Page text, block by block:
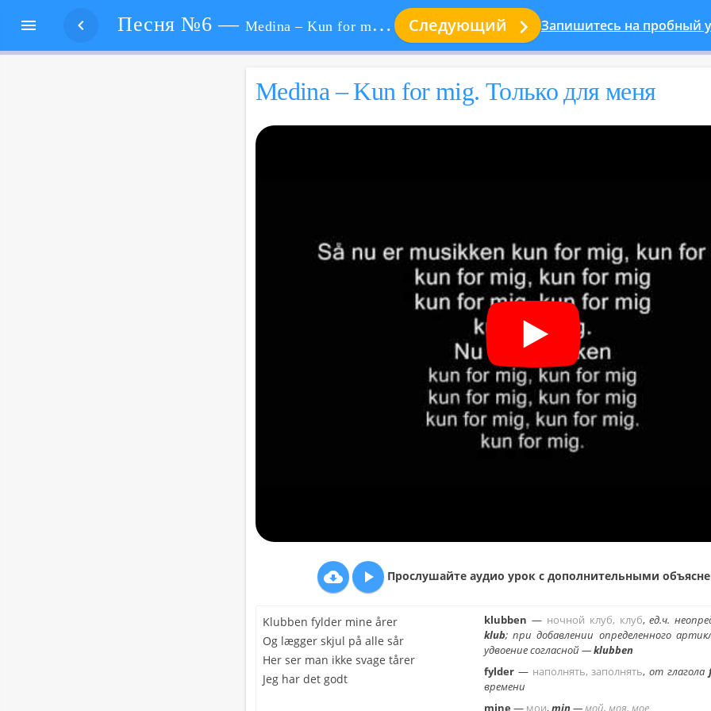
  Песня №6 — Medina – Kun for mig. Только для меня Следующий  Запишитесь на пробный
Medina – Kun for mig. Толь­ко для меня
  Про­слу­шай­те аудио урок с до­пол­ни­тель­ны­ми
Klubben fylder mine årer
Og lægger skjul på alle sår
Her ser man ikke svage tårer
Jeg har det godt
klubben — ноч­ной клуб, клуб,ед.ч.
klub; при до­бав­ле­нии опре­де­лен­но­го
удво­е­ние со­глас­ной —klubben
fylder — на­пол­нять, за­пол­нять,от гла­го­ла
вре­ме­ни
mine — мои,min —мой, моя, мое